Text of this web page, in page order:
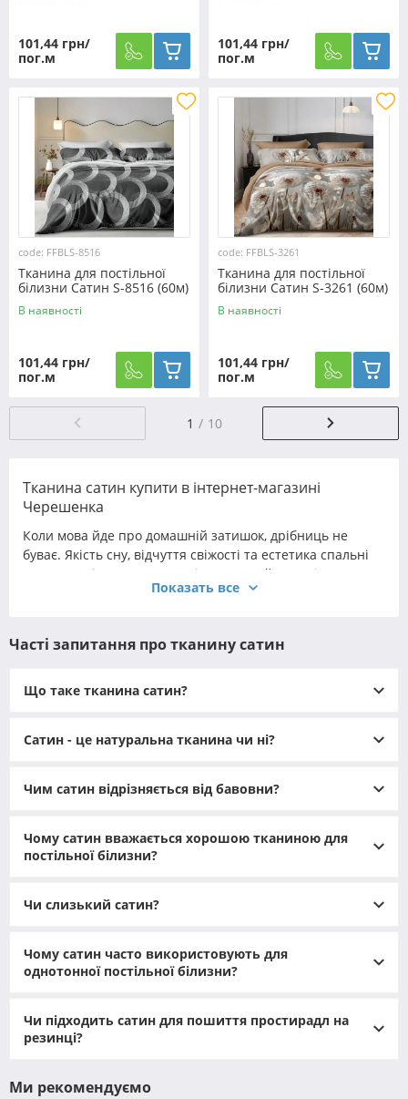
101,44 грн/
пог.м
101,44 грн/
пог.м
code: FFBLS-8516
Тканина для постільної
білизни Сатин S-8516 (60м)
В наявності
101,44 грн/
пог.м
code: FFBLS-3261
Тканина для постільної
білизни Сатин S-3261 (60м)
В наявності
101,44 грн/
пог.м
1 10
Тканина сатин купити в інтернет-магазині
Черешенка
Коли мова йде про домашній затишок, дрібниць не
буває. Якість сну, відчуття свіжості та естетика спальні
значною мірою залежать від того, який матеріал
контактує зі шкірою щоночі. Серед безлічі натуральних
ідеальний баланс між розкішшю та практичністю. Саме
домашнього комфорту та витонченого смаку.
Походження та особливості структури
Історія сатину бере свій початок у Китаї, де ще в
вивозили перші партії блискучих бавовняних тканин. До
Показать все
Часті запитання про тканину сатин
Що таке тканина сатин?
Сатин - це натуральна тканина чи ні?
Чим сатин відрізняється від бавовни?
Чому сатин вважається хорошою тканиною для
постільної білизни?
Чи слизький сатин?
Чому сатин часто використовують для
однотонної постільної білизни?
Чи підходить сатин для пошиття простирадл на
резинці?
Ми рекомендуємо